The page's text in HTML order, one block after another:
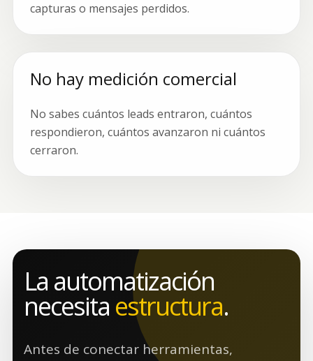
capturas o mensajes perdidos.
No hay medición comercial
No sabes cuántos leads entraron, cuántos
respondieron, cuántos avanzaron ni cuántos
cerraron.
La automatización
necesita estructura.
Antes de conectar herramientas,